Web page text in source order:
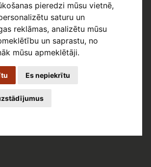
pieredzi mūsu vietnē,
saturu un
reklāmas, analizētu mūsu
un saprastu, no
mūsu apmeklētāji.
Es nepiekrītu
skolas